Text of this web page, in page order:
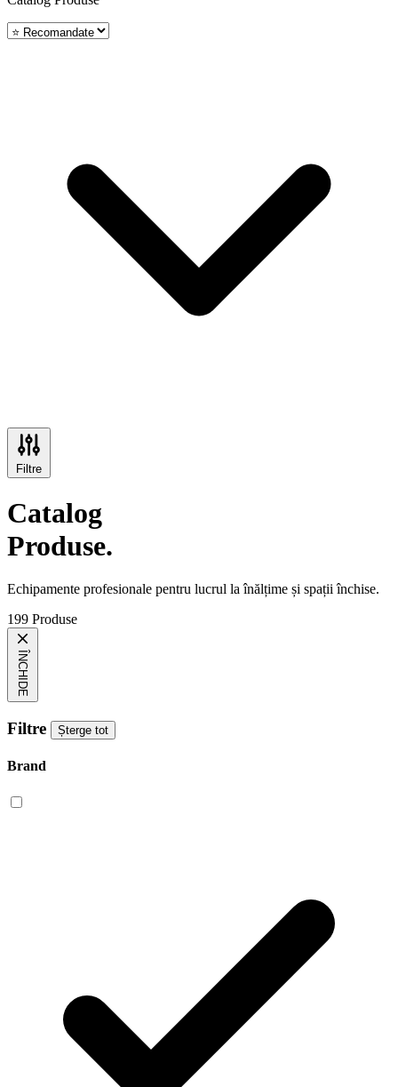
Filtre
Catalog
Produse.
Echipamente profesionale pentru lucrul la înălțime și spații închise.
199 Produse
ÎNCHIDE
Filtre Șterge tot
Brand